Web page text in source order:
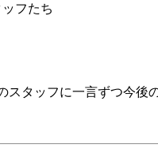
フたち
スタッフに一言ずつ今後